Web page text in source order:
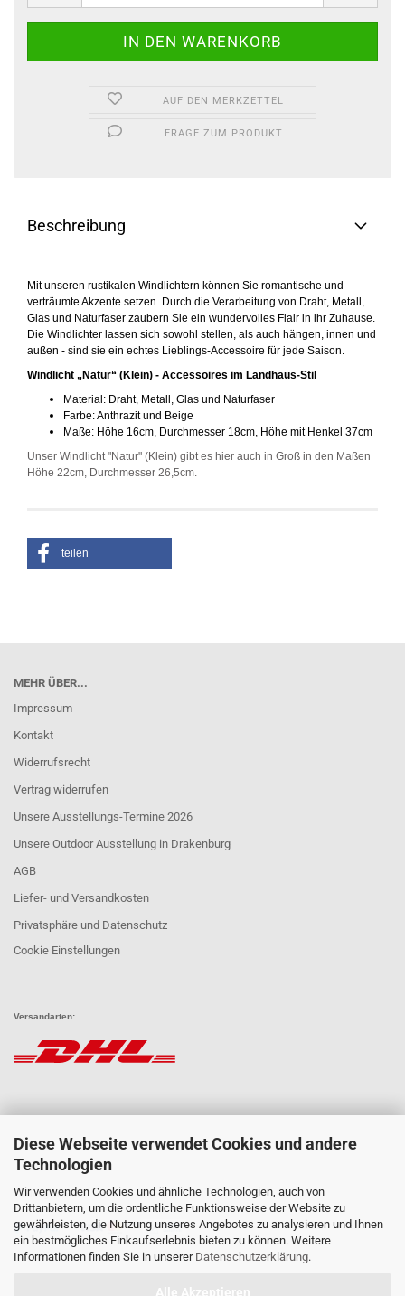
Diese Webseite verwendet Cookies und andere
Technologien
Wir verwenden Cookies und ähnliche Technologien, auch von
Drittanbietern, um die ordentliche Funktionsweise der Website zu
gewährleisten, die Nutzung unseres Angebotes zu analysieren und Ihnen
ein bestmögliches Einkaufserlebnis bieten zu können. Weitere
Informationen finden Sie in unserer Datenschutzerklärung.
AUF DEN MERKZETTEL
FRAGE ZUM PRODUKT
Beschreibung
Mit unseren rustikalen Windlichtern können Sie romantische und
verträumte Akzente setzen. Durch die Verarbeitung von Draht, Metall,
Glas und Naturfaser zaubern Sie ein wundervolles Flair in ihr Zuhause.
Die Windlichter lassen sich sowohl stellen, als auch hängen, innen und
außen - sind sie ein echtes Lieblings-Accessoire für jede Saison.
Windlicht „Natur“ (Klein) - Accessoires im Landhaus-Stil
Material: Draht, Metall, Glas und Naturfaser
Farbe: Anthrazit und Beige
Maße: Höhe 16cm, Durchmesser 18cm, Höhe mit Henkel 37cm
Unser Windlicht "Natur" (Klein) gibt es hier auch in Groß in den Maßen
Höhe 22cm, Durchmesser 26,5cm.
teilen
MEHR ÜBER...
Impressum
Kontakt
Widerrufsrecht
Vertrag widerrufen
Unsere Ausstellungs-Termine 2026
Unsere Outdoor Ausstellung in Drakenburg
AGB
Liefer- und Versandkosten
Privatsphäre und Datenschutz
Cookie Einstellungen
Versandarten:
Zahlungsarten: